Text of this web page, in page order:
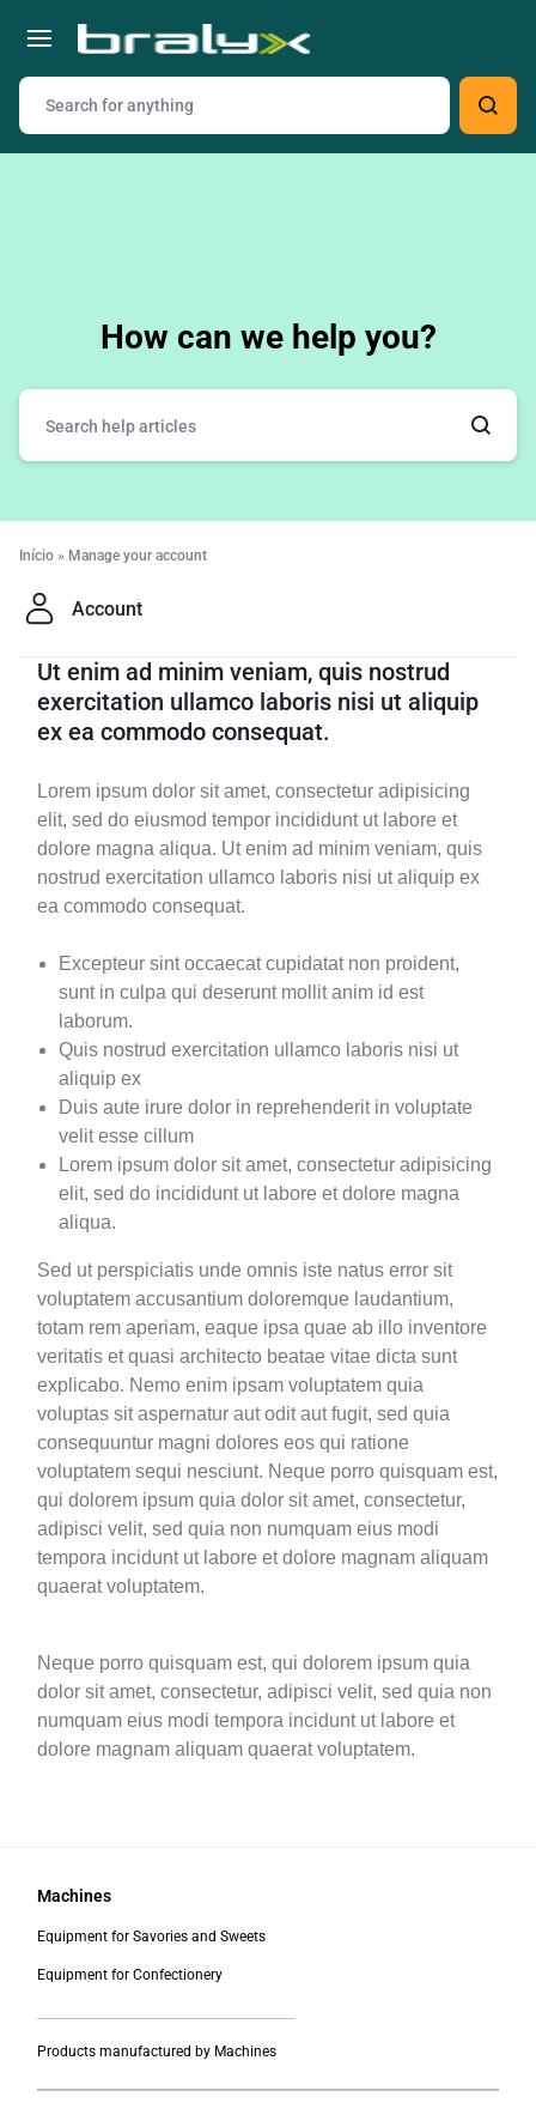
How can we help you?
Início » Manage your account
Account
Ut enim ad minim veniam, quis nostrud
exercitation ullamco laboris nisi ut aliquip
ex ea commodo consequat.
Lorem ipsum dolor sit amet, consectetur adipisicing
elit, sed do eiusmod tempor incididunt ut labore et
dolore magna aliqua. Ut enim ad minim veniam, quis
nostrud exercitation ullamco laboris nisi ut aliquip ex
ea commodo consequat.
Excepteur sint occaecat cupidatat non proident,
sunt in culpa qui deserunt mollit anim id est
laborum.
Quis nostrud exercitation ullamco laboris nisi ut
aliquip ex
Duis aute irure dolor in reprehenderit in voluptate
velit esse cillum
Lorem ipsum dolor sit amet, consectetur adipisicing
elit, sed do incididunt ut labore et dolore magna
aliqua.
Sed ut perspiciatis unde omnis iste natus error sit
voluptatem accusantium doloremque laudantium,
totam rem aperiam, eaque ipsa quae ab illo inventore
veritatis et quasi architecto beatae vitae dicta sunt
explicabo. Nemo enim ipsam voluptatem quia
voluptas sit aspernatur aut odit aut fugit, sed quia
consequuntur magni dolores eos qui ratione
voluptatem sequi nesciunt. Neque porro quisquam est,
qui dolorem ipsum quia dolor sit amet, consectetur,
adipisci velit, sed quia non numquam eius modi
tempora incidunt ut labore et dolore magnam aliquam
quaerat voluptatem.
Neque porro quisquam est, qui dolorem ipsum quia
dolor sit amet, consectetur, adipisci velit, sed quia non
numquam eius modi tempora incidunt ut labore et
dolore magnam aliquam quaerat voluptatem.
Machines
Equipment for Savories and Sweets
Equipment for Confectionery
Products manufactured by Machines